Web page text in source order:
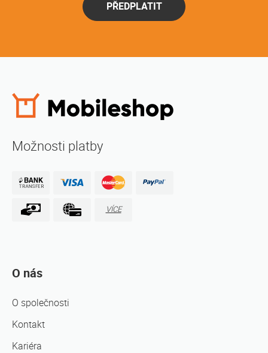
PŘEDPLATIT
Možnosti platby
VÍCE
O nás
O společnosti
Kontakt
Kariéra